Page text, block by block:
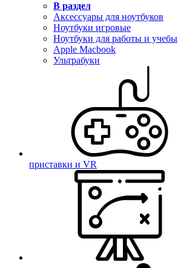
В раздел
Аксессуары для ноутбуков
Ноутбуки игровые
Ноутбуки для работы и учебы
Apple Macbook
Ультрабуки
приставки и VR